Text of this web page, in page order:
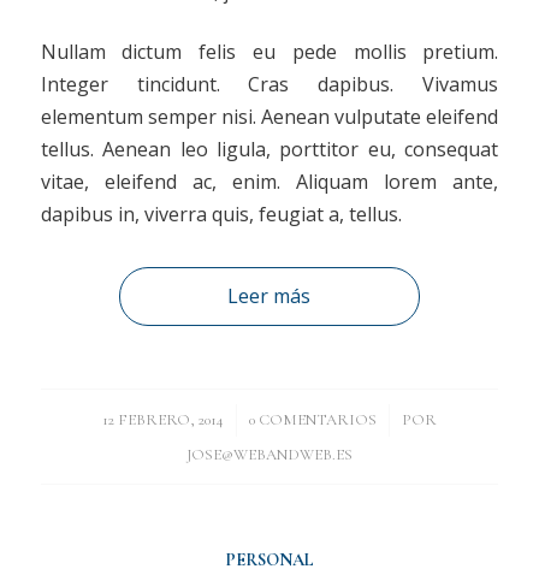
Nullam dictum felis eu pede mollis pretium.
Integer tincidunt. Cras dapibus. Vivamus
elementum semper nisi. Aenean vulputate eleifend
tellus. Aenean leo ligula, porttitor eu, consequat
vitae, eleifend ac, enim. Aliquam lorem ante,
dapibus in, viverra quis, feugiat a, tellus.
Leer más
12 FEBRERO, 2014
/ 0 COMENTARIOS
/
POR
JOSE@WEBANDWEB.ES
PERSONAL